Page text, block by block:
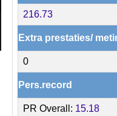
216.73
Extra prestaties/
0
Pers.record
PR Overall: 15.18